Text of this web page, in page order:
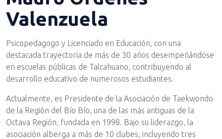
Valenzuela
Psicopedagogo y Licenciado en Educación, con una
destacada trayectoria de más de 30 años desempeñándose
en escuelas públicas de Talcahuano, contribuyendo al
desarrollo educativo de numerosos estudiantes.
Actualmente, es Presidente de la Asociación de Taekwondo
de la Región del Bío Bío, una de las más antiguas de la
Octava Región, fundada en 1998. Bajo su liderazgo, la
asociación alberga a más de 10 clubes, incluyendo tres